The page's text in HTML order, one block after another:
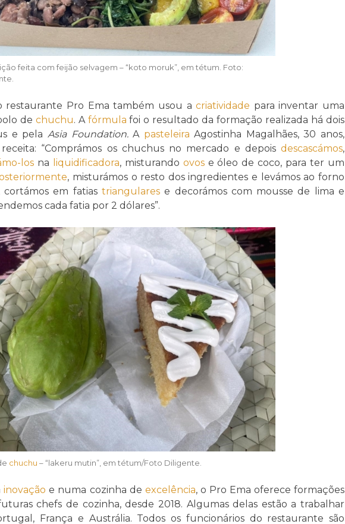
feita com feijão selvagem – “koto moruk”, em tétum. Foto:
restaurante Pro Ema também usou acriatividade para inventar uma
de chuchu. A fórmula foi o resultado da formação realizada há dois
e pela Asia Foundation.A pasteleira Agostinha Magalhães, 30 anos,
“Comprámos os chuchus no mercado e depois descascámos,
losna liquidificadora, misturando ovose óleo de coco, para ter um
, misturámos o resto dos ingredientes e levámos ao forno
cortámos em fatiastriangulares e decorámos com mousse de lima e
cada fatia por 2 dólares”.
chuchu – “lakeru mutin”, em tétum/Foto Diligente.
inovação e numa cozinha de excelência, o Pro Ema oferece formações
chefs de cozinha, desde 2018. Algumas delas estão a trabalhar
França e Austrália. Todos os funcionários do restaurante são